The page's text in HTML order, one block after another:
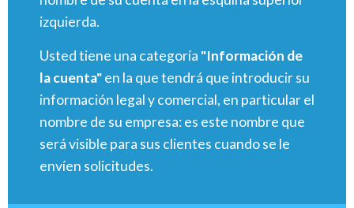
izquierda.
Usted tiene una categoría "Información de
la cuenta"en la que tendrá que introducir su
información legal y comercial, en particular el
nombre de su empresa: es este nombre que
será visible para sus clientes cuando se le
envíen solicitudes.